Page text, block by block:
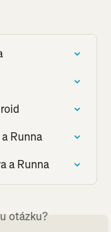
Runna
a Runna
otázku?